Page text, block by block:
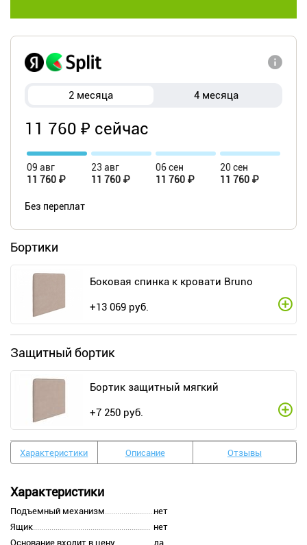
2 месяца 4 месяца
11 760 ₽ сейчас
09 авг
11 760 ₽
23 авг
11 760 ₽
06 сен
11 760 ₽
20 сен
11 760 ₽
Без переплат
Бортики
Боковая спинка к кровати Bruno
+13 069 руб.
Защитный бортик
Бортик защитный мягкий
+7 250 руб.
Характеристики Описание Отзывы
Характеристики
Подъемный механизм
нет
Ящик
нет
Основание входит в цену
да